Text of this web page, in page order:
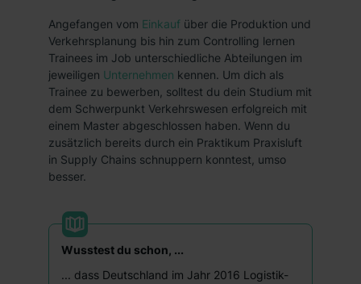
Angefangen vom Einkauf über die Produktion und
Verkehrsplanung bis hin zum Controlling lernen
Trainees im Job unterschiedliche Abteilungen im
jeweiligen Unternehmen kennen. Um dich als
Trainee zu bewerben, solltest du dein Studium mit
dem Schwerpunkt Verkehrswesen erfolgreich mit
einem Master abgeschlossen haben. Wenn du
zusätzlich bereits durch ein Praktikum Praxisluft
in Supply Chains schnuppern konntest, umso
besser.
Wusstest du schon, ...
... dass Deutschland im Jahr 2016 Logistik-